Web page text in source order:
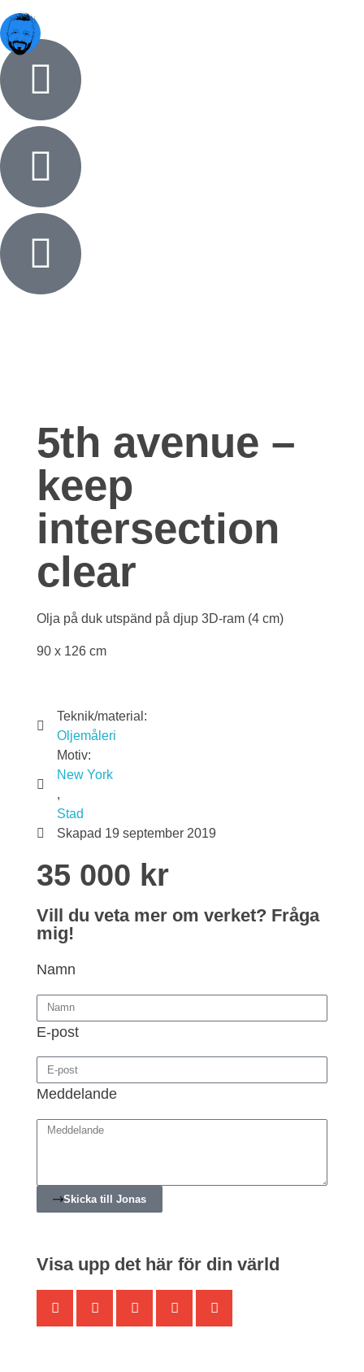
5th avenue –
keep
intersection
clear
Olja på duk utspänd på djup 3D-ram (4 cm)
90 x 126 cm
Teknik/material:
Oljemåleri
Motiv:
New York
,
Stad
Skapad 19 september 2019
35 000 kr
Vill du veta mer om verket? Fråga
mig!
Namn
E-post
Meddelande
Skicka till Jonas
Visa upp det här för din värld